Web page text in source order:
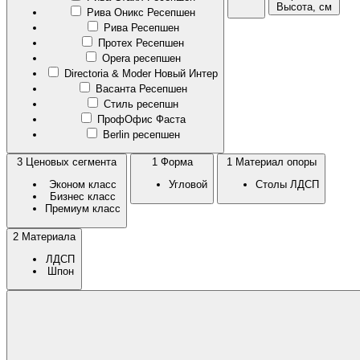
Рива Оникс Ресепшен
Рива Ресепшен
Протех Ресепшен
Opera ресепшен
Directoria & Moder Новый Интер
Васанта Ресепшен
Стиль ресепшн
ПрофОфис Фаста
Berlin ресепшен
Высота, см
3 Ценовых сегмента
Эконом класс
Бизнес класс
Премиум класс
1 Форма
Угловой
1 Материал опоры
Столы ЛДСП
2 Материала
ЛДСП
Шпон